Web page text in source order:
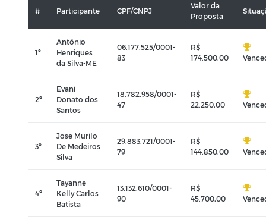
# Participante CPF/CNPJ
Valor da
Proposta
1º
Antônio
Henriques
da Silva-ME
06.177.525/0001-
83
R$
174.500,00
2º
Evani
Donato dos
Santos
18.782.958/0001-
47
R$
22.250,00
3º
Jose Murilo
De Medeiros
Silva
29.883.721/0001-
79
R$
144.850,00
4º
Tayanne
Kelly Carlos
Batista
13.132.610/0001-
90
R$
45.700,00